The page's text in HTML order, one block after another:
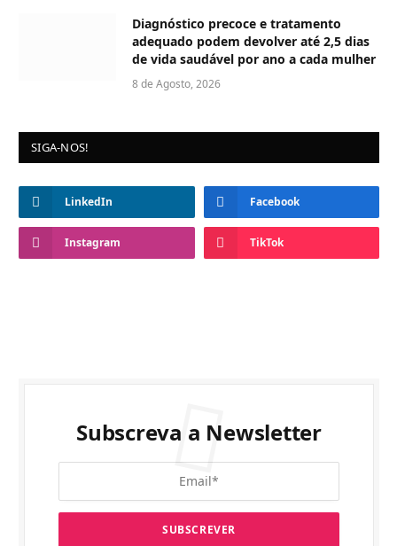
Diagnóstico precoce e tratamento
adequado podem devolver até 2,5 dias
de vida saudável por ano a cada mulher
8 de Agosto, 2026
SIGA-NOS!
LinkedIn Facebook
Instagram TikTok
Subscreva a Newsletter